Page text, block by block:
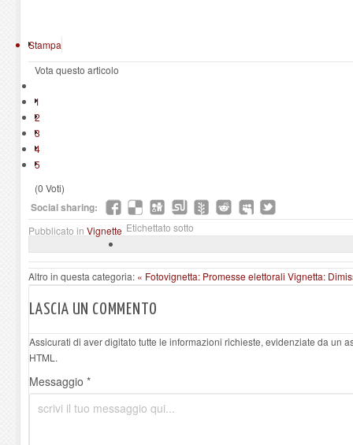
Stampa
Vota questo articolo
1
2
3
4
5
(0 Voti)
Social sharing:
Pubblicato in Vignette Etichettato sotto
Altro in questa categoria: « Fotovignetta: Promesse elettorali Vignetta:
LASCIA UN COMMENTO
Assicurati di aver digitato tutte le informazioni richieste, evidenziate da un
HTML.
Messaggio *